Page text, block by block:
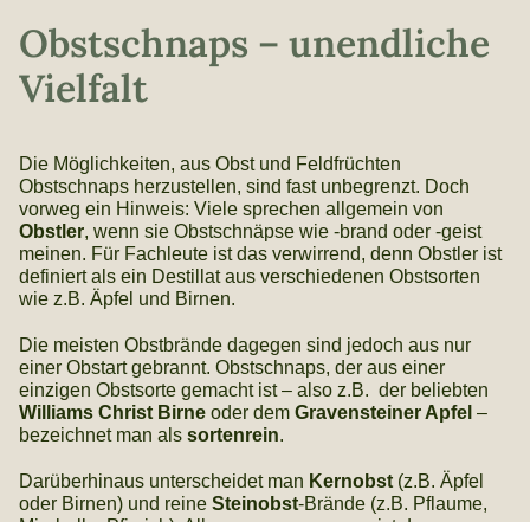
Obstschnaps – unendliche
Vielfalt
Die Möglichkeiten, aus Obst und Feldfrüchten
Obstschnaps herzustellen, sind fast unbegrenzt. Doch
vorweg ein Hinweis: Viele sprechen allgemein von
Obstler, wenn sie Obstschnäpse wie -brand oder -geist
meinen. Für Fachleute ist das verwirrend, denn Obstler ist
definiert als ein Destillat aus verschiedenen Obstsorten
wie z.B. Äpfel und Birnen.
Die meisten Obstbrände dagegen sind jedoch aus nur
einer Obstart gebrannt. Obstschnaps, der aus einer
einzigen Obstsorte gemacht ist – also z.B. der beliebten
Williams Christ Birneoder dem Gravensteiner Apfel –
bezeichnet man als sortenrein.
Darüberhinaus unterscheidet man Kernobst(z.B. Äpfel
oder Birnen) und reine Steinobst-Brände (z.B. Pflaume,